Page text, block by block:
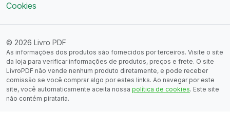
Cookies
© 2026 Livro PDF
As informações dos produtos são fornecidos por terceiros. Visite o site
da loja para verificar informações de produtos, preços e frete. O site
LivroPDF não vende nenhum produto diretamente, e pode receber
comissão se você comprar algo por estes links. Ao navegar por este
site, você automaticamente aceita nossa política de cookies. Este site
não contém pirataria.